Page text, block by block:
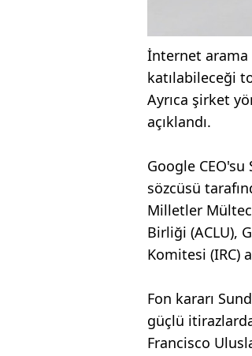
İnternet arama
katılabileceği
Ayrıca şirket
açıklandı.
Google
sözcüsü
Milletler
Birliği (ACLU),
Komitesi (IRC)
Fon kararı
güçlü
Francisco